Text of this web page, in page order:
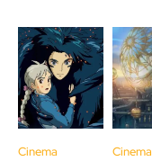
Cinema Cinema